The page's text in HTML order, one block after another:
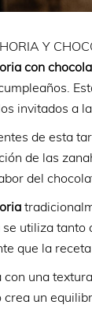
Y
con
invitados a
de esta
de las
del
utiliza
que la
con una
crea un